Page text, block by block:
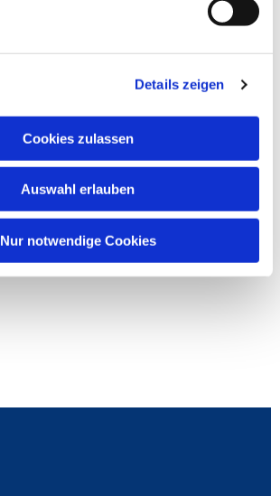
Details zeigen
Cookies zulassen
Auswahl erlauben
Nur notwendige Cookies